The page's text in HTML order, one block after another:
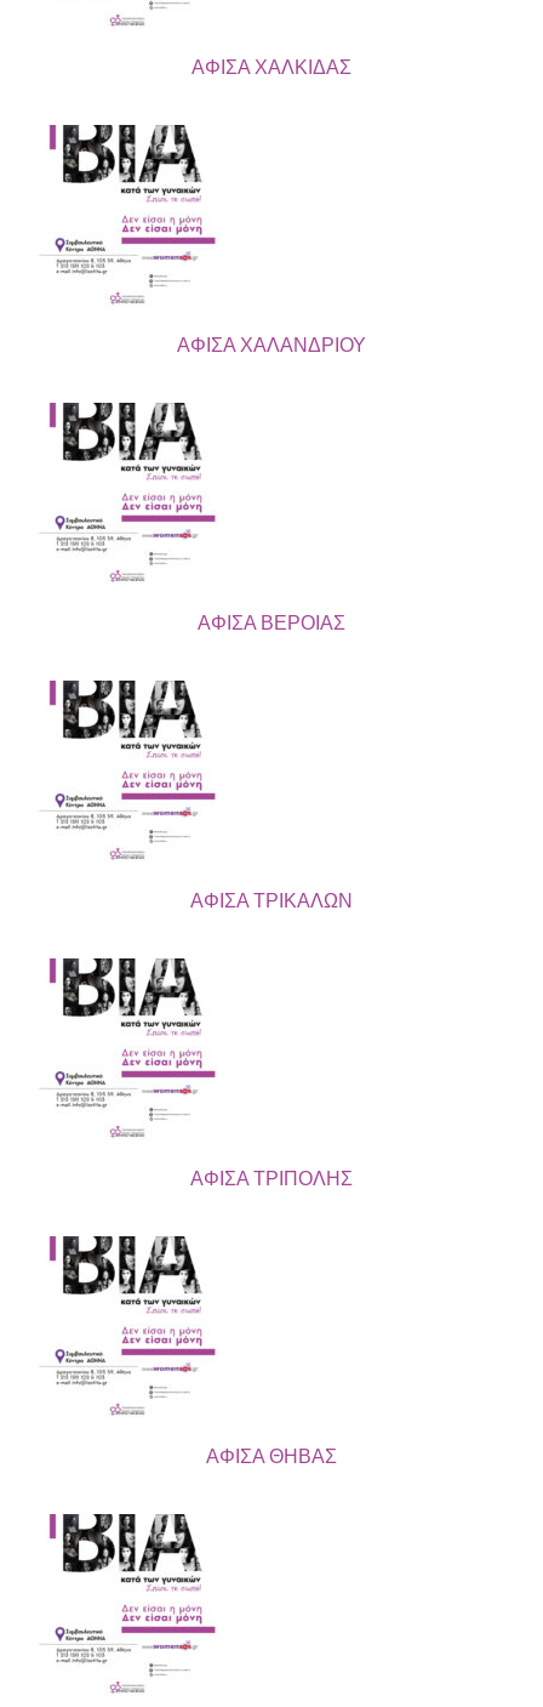
ΑΦΙΣΑ ΧΑΛΚΙΔΑΣ
ΑΦΙΣΑ ΧΑΛΑΝΔΡΙΟΥ
ΑΦΙΣΑ ΒΕΡΟΙΑΣ
ΑΦΙΣΑ ΤΡΙΚΑΛΩΝ
ΑΦΙΣΑ ΤΡΙΠΟΛΗΣ
ΑΦΙΣΑ ΘΗΒΑΣ